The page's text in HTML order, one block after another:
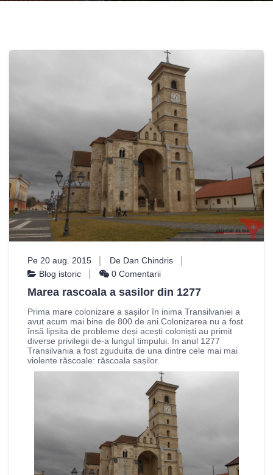
Pe 20 aug. 2015
De Dan Chindris
Blog istoric
0 Comentarii
Marea rascoala a sasilor din 1277
Prima mare colonizare a sașilor în inima Transilvaniei a
avut acum mai bine de 800 de ani.Colonizarea nu a fost
însă lipsita de probleme deși acești coloniști au primit
diverse privilegii de-a lungul timpului. In anul 1277
Transilvania a fost zguduita de una dintre cele mai mai
violente răscoale: răscoala sașilor.